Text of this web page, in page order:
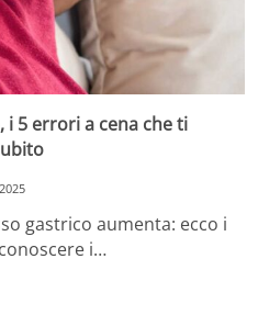
5 errori a cena che ti
gastrico aumenta: ecco i
i…